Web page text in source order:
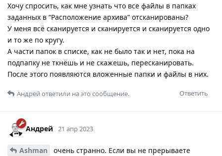
Хочу спросить, как мне узнать что все файлы в папках
заданных в “Расположение архива” отсканированы?
У меня всё сканируется и сканируется и сканируется одно
и то же по кругу.
А части папок в списке, как не было так и нет, пока на
подпапку не ткнёшь и не скажешь, пересканировать.
После этого появляются вложенные папки и файлы в них.
Ответить
Андрейответили на это сообщение.
Андрей 21 апр 2023
Ashman
очень странно. Если вы не прерываете